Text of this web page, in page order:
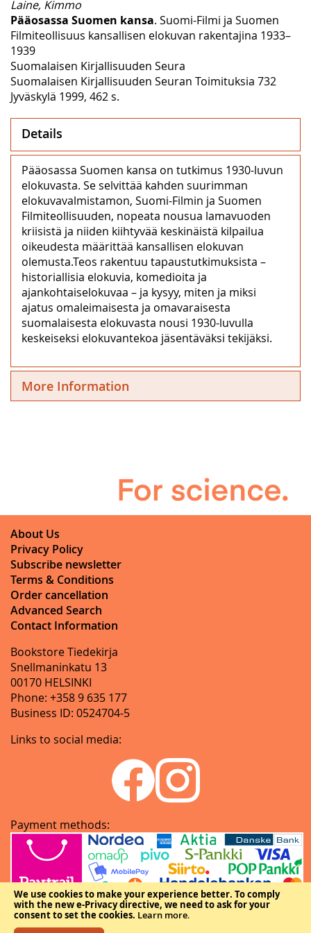
We use cookies to make your experience better. To comply
with the new e-Privacy directive, we need to ask for your
consent to set the cookies. Learn more.
Laine, Kimmo
Pääosassa Suomen kansa. Suomi-Filmi ja Suomen
Filmiteollisuus kansallisen elokuvan rakentajina 1933–
1939
Suomalaisen Kirjallisuuden Seura
Suomalaisen Kirjallisuuden Seuran Toimituksia 732
Jyväskylä 1999, 462 s.
Details
Pääosassa Suomen kansa on tutkimus 1930-luvun
elokuvasta. Se selvittää kahden suurimman
elokuvavalmistamon, Suomi-Filmin ja Suomen
Filmiteollisuuden, nopeata nousua lamavuoden
kriisistä ja niiden kiihtyvää keskinäistä kilpailua
oikeudesta määrittää kansallisen elokuvan
olemusta.Teos rakentuu tapaustutkimuksista –
historiallisia elokuvia, komedioita ja
ajankohtaiselokuvaa – ja kysyy, miten ja miksi
ajatus omaleimaisesta ja omavaraisesta
suomalaisesta elokuvasta nousi 1930-luvulla
keskeiseksi elokuvantekoa jäsentäväksi tekijäksi.
More Information
About Us
Privacy Policy
Subscribe newsletter
Terms & Conditions
Order cancellation
Advanced Search
Contact Information
Bookstore Tiedekirja
Snellmaninkatu 13
00170 HELSINKI
Phone: +358 9 635 177
Business ID: 0524704-5
Links to social media:
Payment methods: